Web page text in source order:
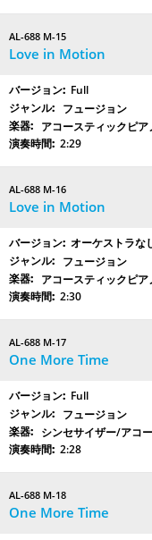
AL-688 M-15
Love in Motion
Full
フュージョン
アコースティックピ
2:29
AL-688 M-16
Love in Motion
オーケストラな
フュージョン
アコースティックピ
2:30
AL-688 M-17
One More Time
Full
フュージョン
シンセサイザー/アコ
2:28
AL-688 M-18
One More Time